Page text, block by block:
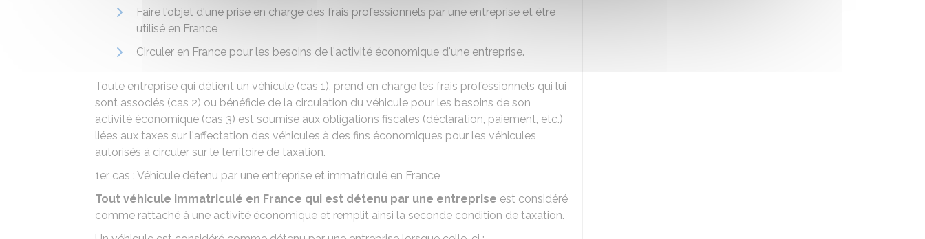
Faire l'objet d'une prise en charge des frais professionnels par une entreprise et être
utilisé en France
Circuler en France pour les besoins de l'activité économique d'une entreprise.
Toute entreprise qui détient un véhicule (cas 1), prend en charge les frais professionnels qui lui
sont associés (cas 2) ou bénéficie de la circulation du véhicule pour les besoins de son
activité économique (cas 3) est soumise aux obligations fiscales (déclaration, paiement, etc.)
liées aux taxes sur l'affectation des véhicules à des fins économiques pour les véhicules
autorisés à circuler sur le territoire de taxation.
1er cas : Véhicule détenu par une entreprise et immatriculé en France
Tout véhicule immatriculé en France qui est détenu par une entreprise est considéré
comme rattaché à une activité économique et remplit ainsi la seconde condition de taxation.